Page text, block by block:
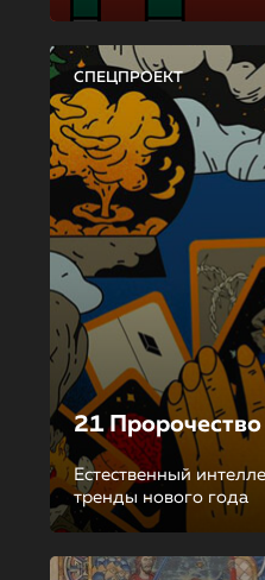
СПЕЦПРОЕКТ
21
Естественный
тренды нового года